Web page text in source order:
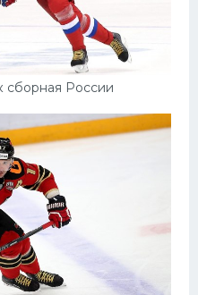
сборная России